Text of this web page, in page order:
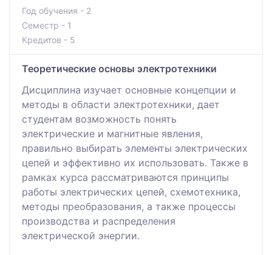
Год обучения - 2
Семестр - 1
Кредитов - 5
Теоретические основы электротехники
Дисциплина изучает основные концепции и
методы в области электротехники, дает
студентам возможность понять
электрические и магнитные явления,
правильно выбирать элементы электрических
цепей и эффективно их использовать. Также в
рамках курса рассматриваются принципы
работы электрических цепей, схемотехника,
методы преобразования, а также процессы
производства и распределения
электрической энергии.